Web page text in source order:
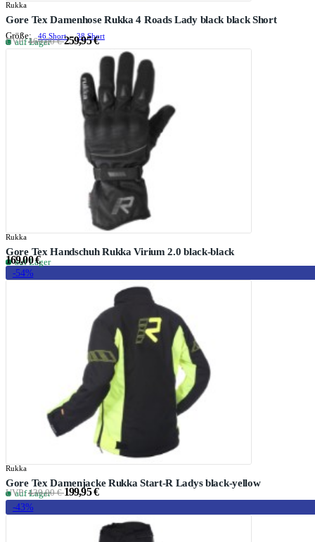
Rukka
Gore Tex Damenhose Rukka 4 Roads Lady black black Short
Größe: 46 Short 38 Short
auf Lager
UVP:469,00 € 259,95 €
Rukka
Gore Tex Handschuh Rukka Virium 2.0 black-black
auf Lager
169,00 €
-54%
Rukka
Gore Tex Damenjacke Rukka Start-R Ladys black-yellow
auf Lager
UVP:439,00 € 199,95 €
-43%